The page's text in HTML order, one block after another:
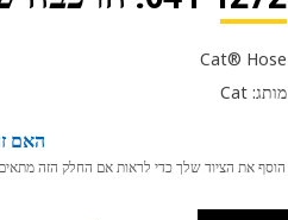
Cat® Hose
מותג: Cat
האם
הוסף את הציוד שלך כדי לראות אם החלק הזה מתאים